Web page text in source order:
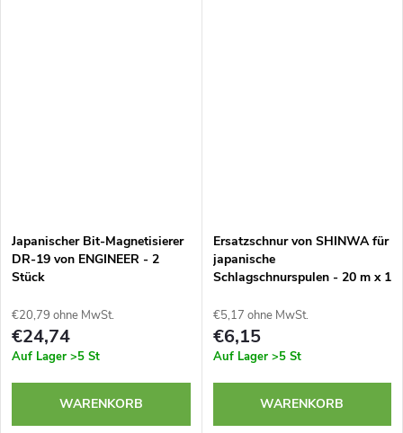
Japanischer Bit-Magnetisierer
DR-19 von ENGINEER - 2
Stück
€20,79 ohne MwSt.
€24,74
Auf Lager >5 St
WARENKORB
Ersatzschnur von SHINWA für
japanische
Schlagschnurspulen - 20 m x 1
€5,17 ohne MwSt.
€6,15
Auf Lager >5 St
WARENKORB